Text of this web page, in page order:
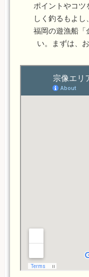
ポイントやコツ
しく釣るもよし
福岡の遊漁船「
い。まずは、